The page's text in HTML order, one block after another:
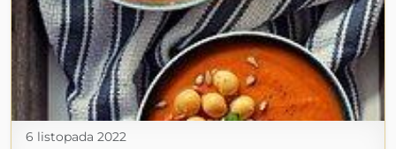
6 listopada 2022